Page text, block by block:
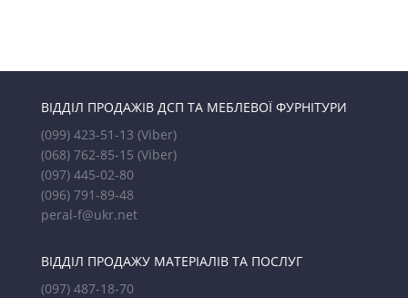
ВІДДІЛ ПРОДАЖІВ ДСП ТА МЕБЛЕВОЇ ФУРНІТУРИ
(099) 423-51-13 (Viber)
(068) 762-85-15 (Viber)
(097) 445-02-80
(096) 791-89-48
peral-f@ukr.net
ВІДДІЛ ПРОДАЖУ МАТЕРІАЛІВ ТА ПОСЛУГ
(097) 487-18-70